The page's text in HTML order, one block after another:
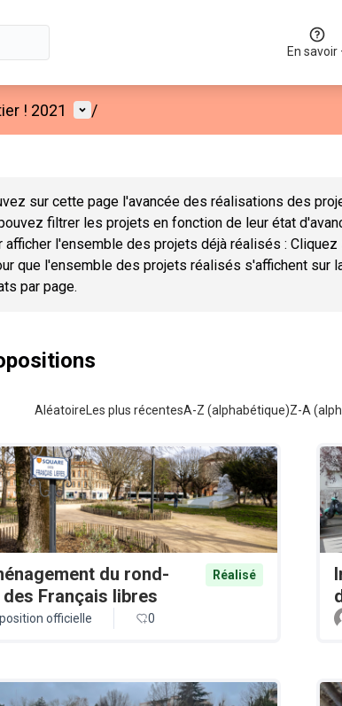
En savoir
! 2021 Menu utilisateur
/
sur cette page l'avancée des réalisations des
filtrer les projets en fonction de leur état
afficher l'ensemble des projets déjà réalisés :
que l'ensemble des projets réalisés s'affichent sur
par page.
Aléatoire Les plus récentesA-Z (alphabétique)Z-A
du rond-
Français libres
Réalisé
officielle 0